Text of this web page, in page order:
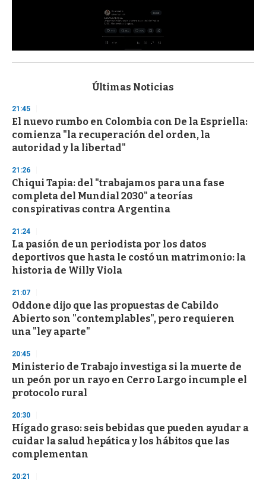
s
d
s
o
f
3
s
e
c
o
n
Últimas Noticias
21:45
El nuevo rumbo en Colombia con De la Espriella:
comienza "la recuperación del orden, la
autoridad y la libertad"
21:26
Chiqui Tapia: del "trabajamos para una fase
completa del Mundial 2030" a teorías
conspirativas contra Argentina
21:24
La pasión de un periodista por los datos
deportivos que hasta le costó un matrimonio: la
historia de Willy Viola
21:07
Oddone dijo que las propuestas de Cabildo
Abierto son "contemplables", pero requieren
una "ley aparte"
20:45
Ministerio de Trabajo investiga si la muerte de
un peón por un rayo en Cerro Largo incumple el
protocolo rural
20:30
Hígado graso: seis bebidas que pueden ayudar a
cuidar la salud hepática y los hábitos que las
complementan
20:21